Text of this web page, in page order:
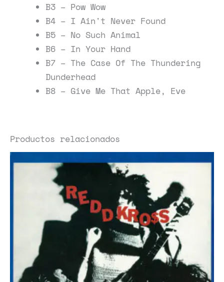
B3 – Pow Wow
B4 – I Ain't Never Found
B5 – No Such Animal
B6 – In Your Hand
B7 – The Case Of The Thundering
Dunderhead
B8 – Give Me That Apple, Eve
Productos relacionados